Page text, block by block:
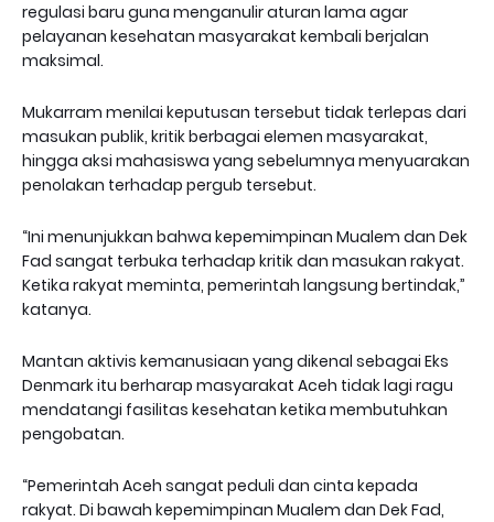
regulasi baru guna menganulir aturan lama agar
pelayanan kesehatan masyarakat kembali berjalan
maksimal.
Mukarram menilai keputusan tersebut tidak terlepas dari
masukan publik, kritik berbagai elemen masyarakat,
hingga aksi mahasiswa yang sebelumnya menyuarakan
penolakan terhadap pergub tersebut.
“Ini menunjukkan bahwa kepemimpinan Mualem dan Dek
Fad sangat terbuka terhadap kritik dan masukan rakyat.
Ketika rakyat meminta, pemerintah langsung bertindak,”
katanya.
Mantan aktivis kemanusiaan yang dikenal sebagai Eks
Denmark itu berharap masyarakat Aceh tidak lagi ragu
mendatangi fasilitas kesehatan ketika membutuhkan
pengobatan.
“Pemerintah Aceh sangat peduli dan cinta kepada
rakyat. Di bawah kepemimpinan Mualem dan Dek Fad,